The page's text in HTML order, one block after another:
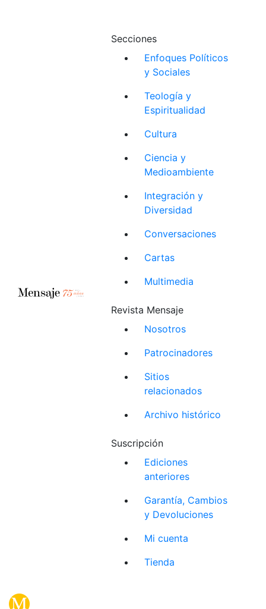
Secciones
Enfoques Políticos
y Sociales
Teología y
Espiritualidad
Cultura
Ciencia y
Medioambiente
Integración y
Diversidad
Conversaciones
Cartas
Multimedia
Revista Mensaje
Nosotros
Patrocinadores
Sitios
relacionados
Archivo histórico
Suscripción
Ediciones
anteriores
Garantía, Cambios
y Devoluciones
Mi cuenta
Tienda